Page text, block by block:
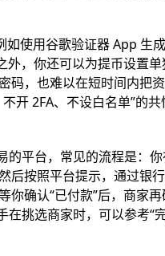
使用谷歌验证器 App 生
，你还可以为提币设置
码，也难以在短时间内把
开 2FA、不设白名单”的
平台，常见的流程是：
后按照平台提示，通过银
确认“已付款”后，商家
挑选商家时，可以参考“